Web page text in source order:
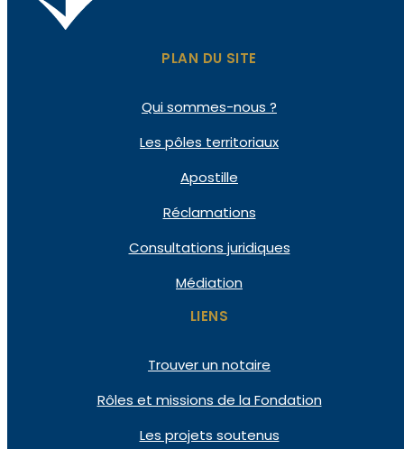
PLAN DU SITE
Quisommes-nous ?
Les pôles territoriaux
Apostille
Réclamations
Consultations juridiques
Médiation
LIENS
Trouver un notaire
Rôles et missions de la Fondation
Les projets soutenus